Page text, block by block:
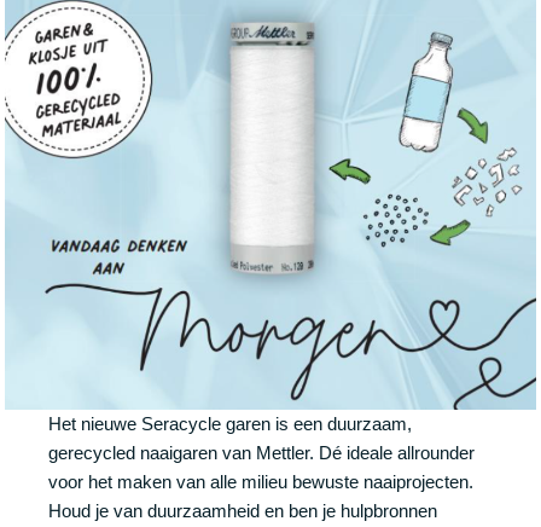
Het nieuwe Seracycle garen is een duurzaam,
gerecycled naaigaren van Mettler. Dé ideale allrounder
voor het maken van alle milieu bewuste naaiprojecten.
Houd je van duurzaamheid en ben je hulpbronnen